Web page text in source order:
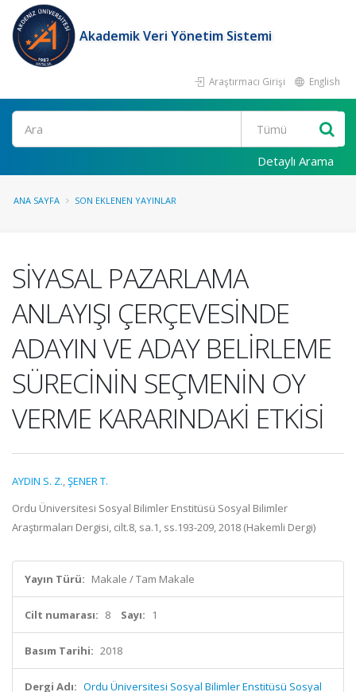
Akademik Veri Yönetim Sistemi
Araştırmacı Girişi English
Ara
Detaylı Arama
ANA SAYFA SON EKLENEN YAYINLAR
SİYASAL PAZARLAMA
ANLAYIŞI ÇERÇEVESİNDE
ADAYIN VE ADAY BELİRLEME
SÜRECİNİN SEÇMENİN OY
VERME KARARINDAKİ ETKİSİ
AYDIN S. Z.,ŞENER T.
Ordu Üniversitesi Sosyal Bilimler Enstitüsü Sosyal Bilimler
Araştırmaları Dergisi, cilt.8, sa.1, ss.193-209, 2018 (Hakemli Dergi)
Yayın Türü: Makale / Tam Makale
Cilt numarası: 8 Sayı: 1
Basım Tarihi: 2018
Dergi Adı: Ordu Üniversitesi Sosyal Bilimler Enstitüsü Sosyal